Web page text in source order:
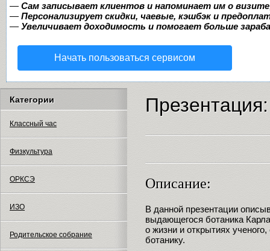
— Сам записывает клиентов и напоминает им о
— Персонализирует скидки, чаевые, кэшбэк и
— Увеличивает доходимость и помогает больше
Начать пользоваться сервисом
Категории
Классный час
Физкультура
ОРКСЭ
ИЗО
Родительское собрание
Описание:
В данной презентации
выдающегося ботаника
о жизни и открытиях
ботанику.